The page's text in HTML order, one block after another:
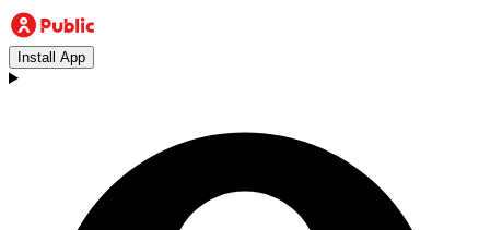
Install App